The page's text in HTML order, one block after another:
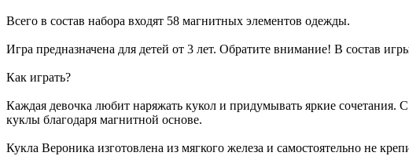
Всего в состав набора входят 58 магнитных элементов одежды.
Игра предназначена для детей от 3 лет. Обратите внимание! В состав
Как играть?
Каждая девочка любит наряжать кукол и придумывать яркие
куклы благодаря магнитной основе.
Кукла Вероника изготовлена из мягкого железа и самостоятельно не